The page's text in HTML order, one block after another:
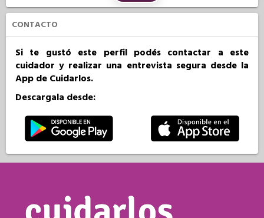
CONTACTO
Si te gustó este perfil podés contactar a este
cuidador y realizar una entrevista segura desde la
App de Cuidarlos.
Descargala desde: